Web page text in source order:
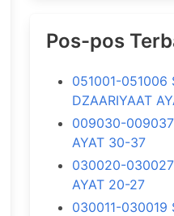
Pos-pos
051001-051006
DZAARIYAAT
009030-009037
AYAT 30-37
030020-030027
AYAT 20-27
030011-030019